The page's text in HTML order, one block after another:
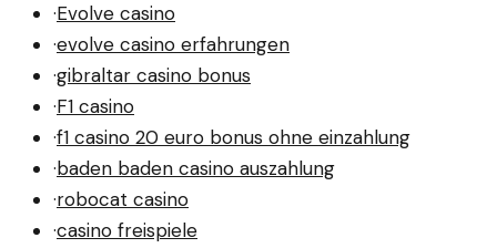
·Evolve casino
·evolve casino erfahrungen
·gibraltar casino bonus
·F1 casino
·f1 casino 20 euro bonus ohne einzahlung
·baden baden casino auszahlung
·robocat casino
·casino freispiele